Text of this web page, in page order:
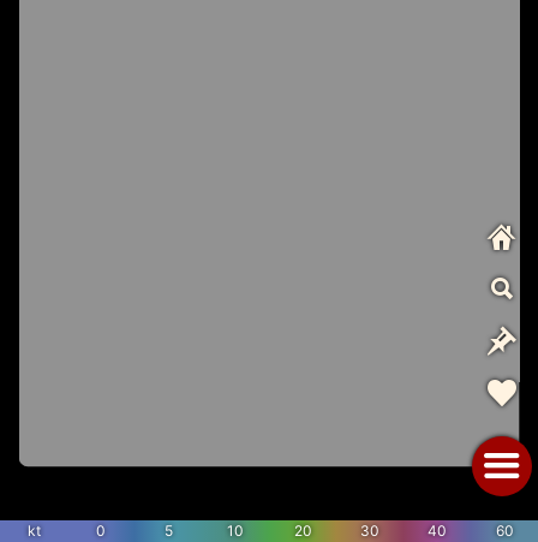
kt 0 5 10 20 30 40 60